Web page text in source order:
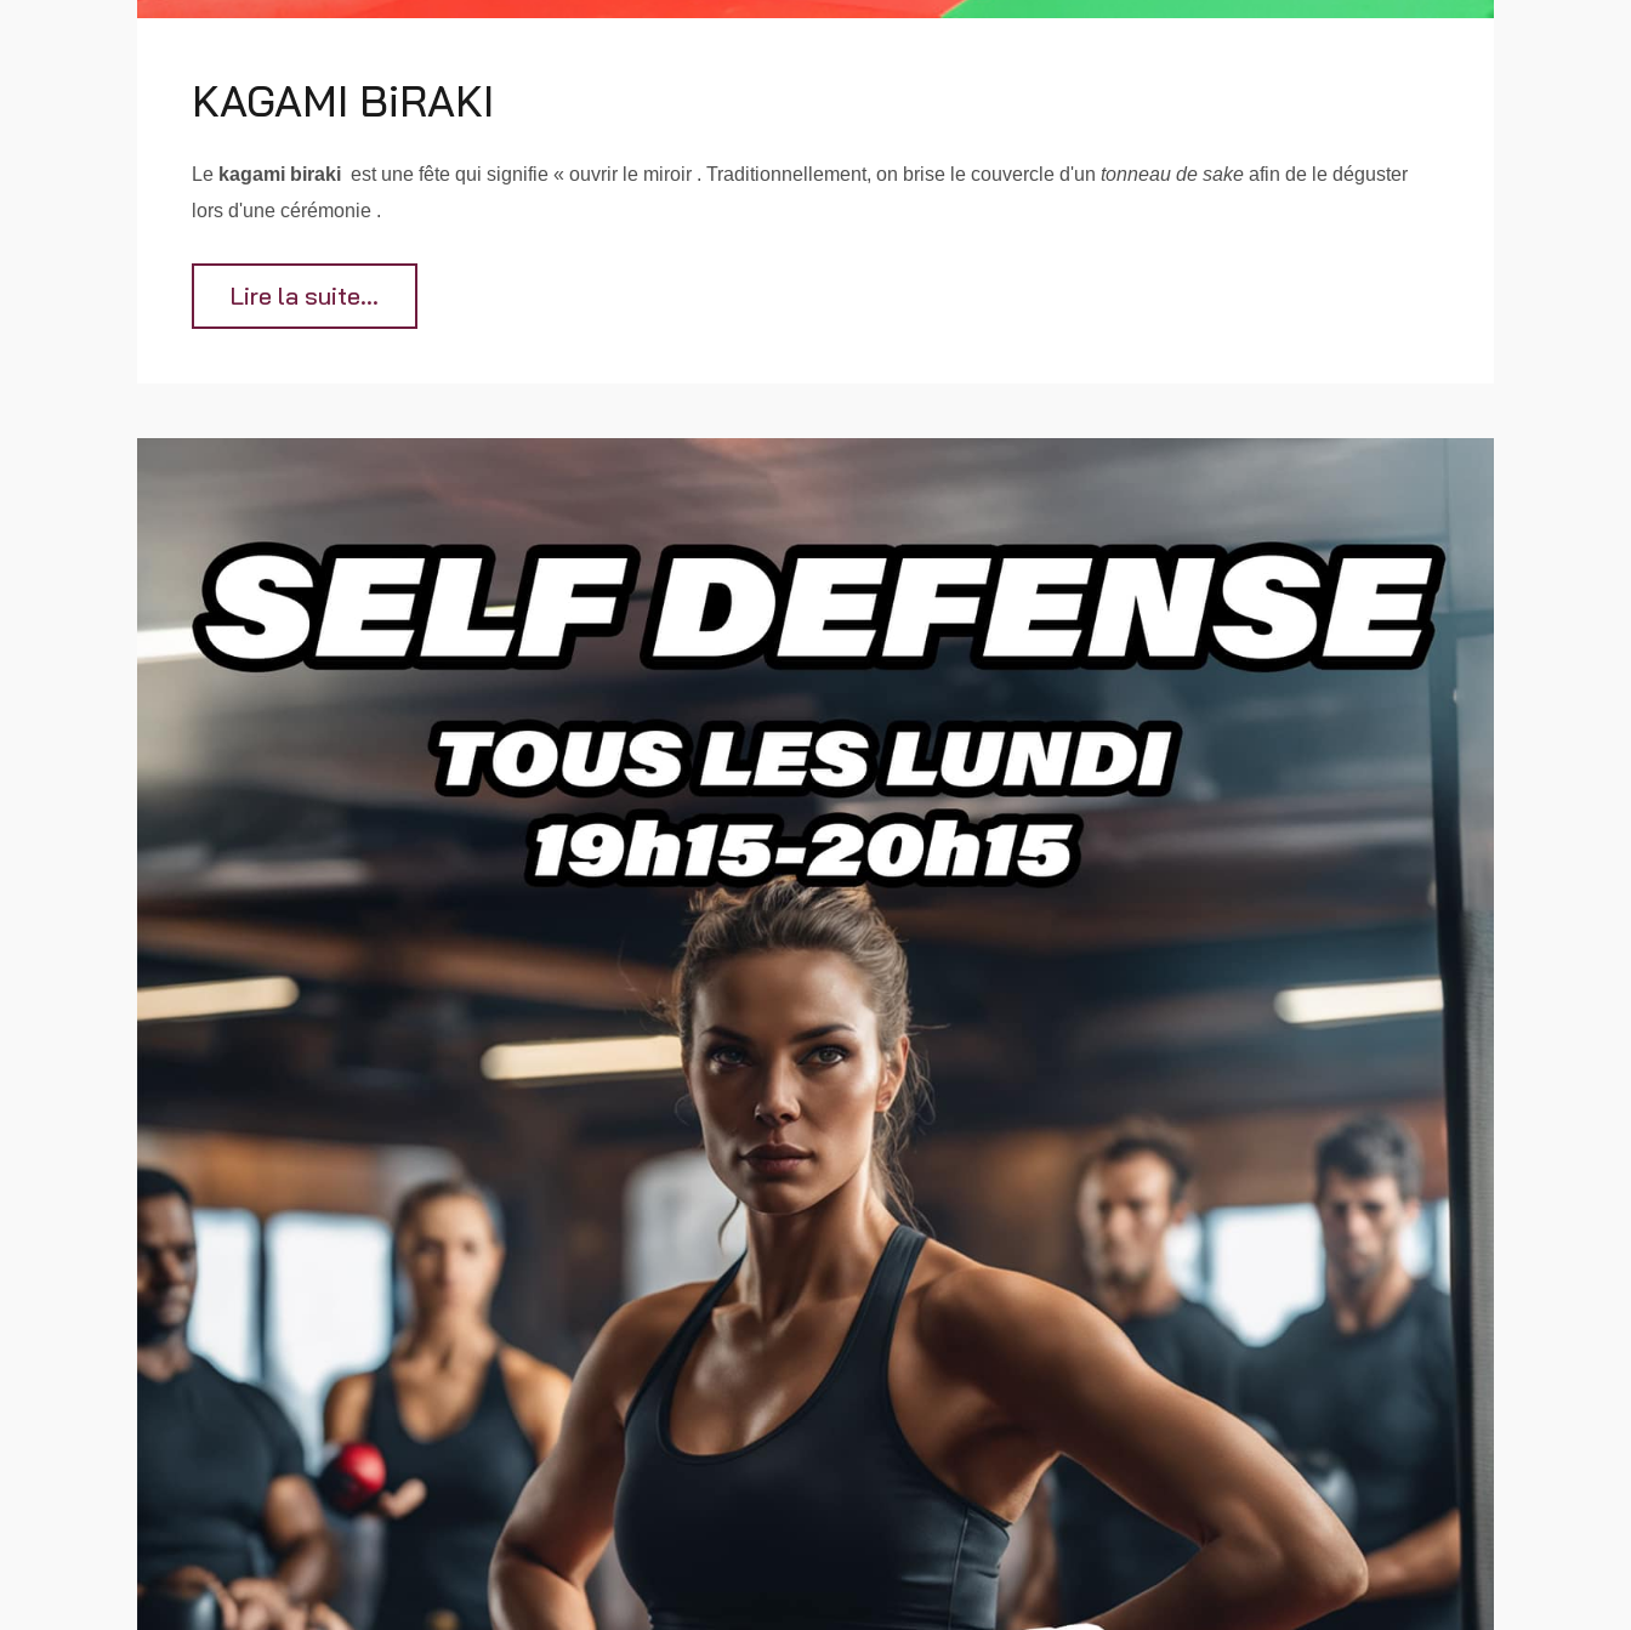
KAGAMI BiRAKI
Le kagami biraki est une fête qui signifie « ouvrir le miroir . Traditionnellement, on brise le couvercle d'untonneau de sake afin de le déguster
lors d'une cérémonie .
Lire la suite...